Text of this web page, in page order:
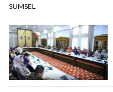
SUMSEL